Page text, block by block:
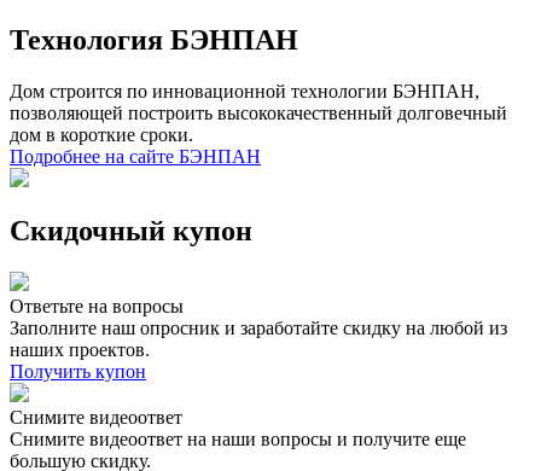
Технология БЭНПАН
Дом строится по инновационной технологии БЭНПАН,
позволяющей построить высококачественный долговечный
дом в короткие сроки.
Подробнее на сайте БЭНПАН
Скидочный купон
Ответьте на вопросы
Заполните наш опросник и заработайте скидку на любой из
наших проектов.
Получить купон
Снимите видеоответ
Снимите видеоответ на наши вопросы и получите еще
большую скидку.